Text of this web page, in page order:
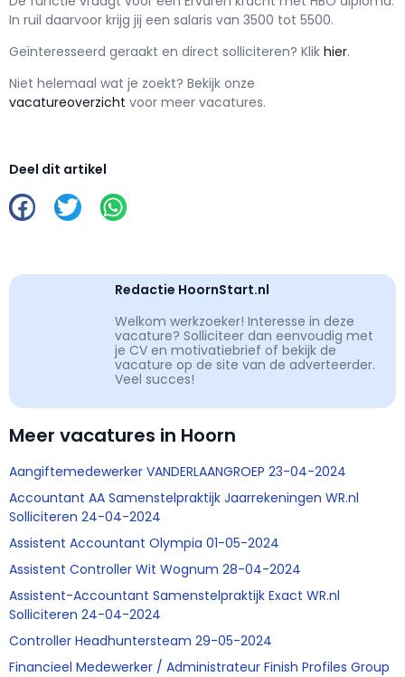
In ruil daarvoor krijg jij een salaris van 3500 tot 5500.
Geïnteresseerd geraakt en direct solliciteren? Klik hier.
Niet helemaal wat je zoekt? Bekijk onze
vacatureoverzicht voor meer vacatures.
Deel dit artikel
Redactie HoornStart.nl
Welkom werkzoeker! Interesse in deze
vacature? Solliciteer dan eenvoudig met
je CV en motivatiebrief of bekijk de
vacature op de site van de adverteerder.
Veel succes!
Meer vacatures in Hoorn
Aangiftemedewerker VANDERLAANGROEP 23-04-2024
Accountant AA Samenstelpraktijk Jaarrekeningen WR.nl
Solliciteren 24-04-2024
Assistent Accountant Olympia 01-05-2024
Assistent Controller Wit Wognum 28-04-2024
Assistent-Accountant Samenstelpraktijk Exact WR.nl
Solliciteren 24-04-2024
Controller Headhuntersteam 29-05-2024
Financieel Medewerker / Administrateur Finish Profiles Group